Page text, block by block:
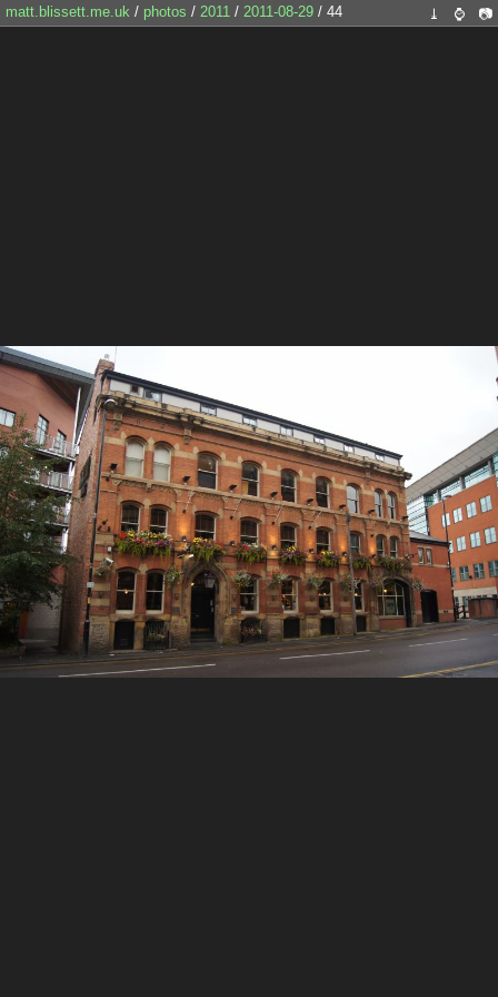
matt.blissett.me.uk / photos / 2011 / 2011-08-29 / 44 ⤓ ⌚ 📷